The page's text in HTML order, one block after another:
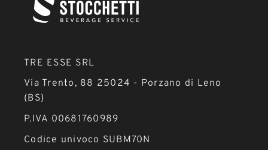
TRE ESSE SRL
Via Trento, 88 25024 - Porzano di Leno
(BS)
P.IVA 00681760989
Codice univoco SUBM70N